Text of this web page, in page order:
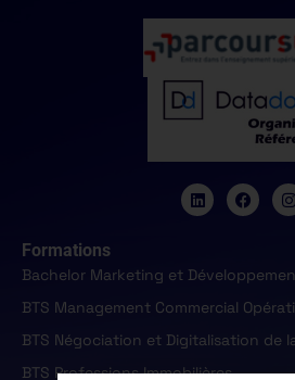
Formations
Bachelor Marketing et
BTS Management Commercial
BTS Négociation et Digitalisation de
BTS Professions Immobilières